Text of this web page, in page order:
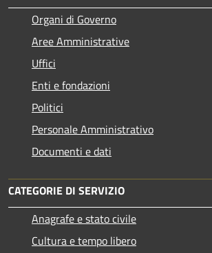
Organi di Governo
Aree Amministrative
Uffici
Enti e fondazioni
Politici
Personale Amministrativo
Documenti e dati
CATEGORIE DI SERVIZIO
Anagrafe e stato civile
Cultura e tempo libero